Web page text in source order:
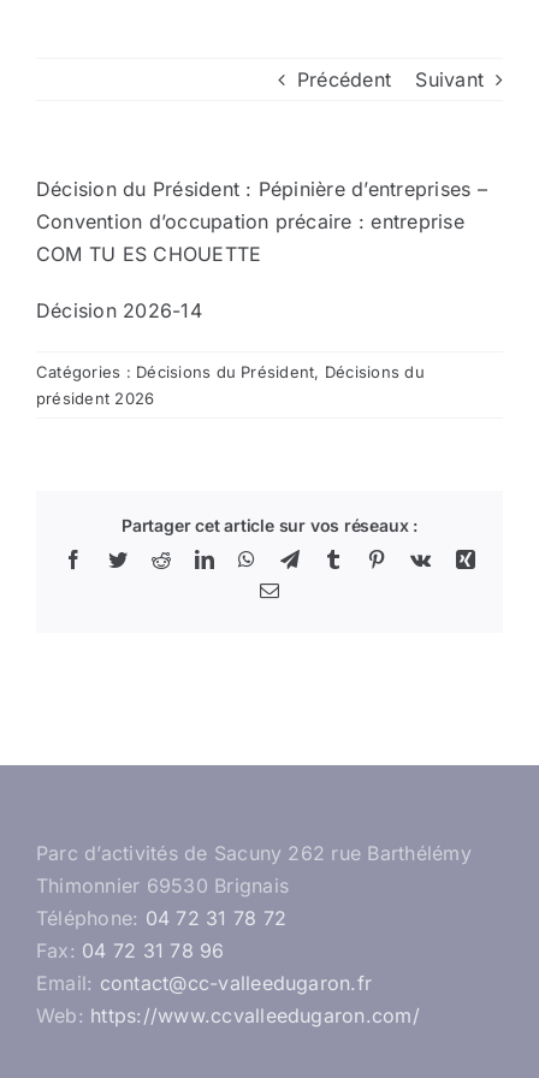
Nous contacter
Précédent Suivant
Décision du Président : Pépinière d’entreprises –
Convention d’occupation précaire : entreprise
COM TU ES CHOUETTE
Décision 2026-14
Catégories : Décisions du Président, Décisions du
président 2026
Partager cet article sur vos réseaux :
Facebook
TwitterRedditLinkedInWhatsApp
TelegramTumblr Pinterest
Vk
Xing
Email
Parc d’activités de Sacuny 262 rue Barthélémy
Thimonnier 69530 Brignais
Téléphone: 04 72 31 78 72
Fax: 04 72 31 78 96
Email: contact@cc-valleedugaron.fr
Web: https://www.ccvalleedugaron.com/